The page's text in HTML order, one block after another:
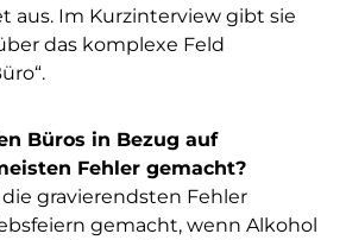
aus. Im Kurzinterview gibt sie
das komplexe Feld
Büros in Bezug auf
Fehler gemacht?
gravierendsten Fehler
gemacht, wenn Alkohol